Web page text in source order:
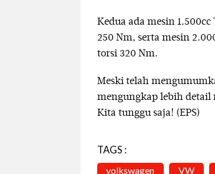
Kedua ada mesin
250 Nm, serta mesin
torsi 320 Nm.
Meski telah
mengungkap lebih detail
Kita tunggu saja! (EPS)
TAGS :
volkswagen VW